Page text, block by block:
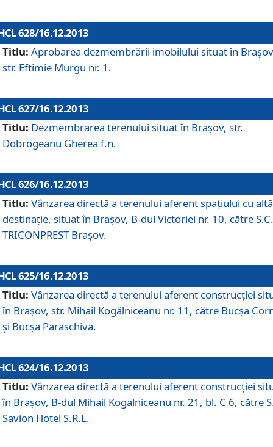
628/16.12.2013
Titlu: Aprobarea dezmembrării imobilului situat în
str. Eftimie Murgu nr. 1.
627/16.12.2013
Titlu: Dezmembrarea terenului situat în Braşov, str.
Dobrogeanu Gherea f.n.
626/16.12.2013
Titlu: Vânzarea directă a terenului aferent spaţiului cu altă
destinaţie, situat în Braşov, B-dul Victoriei nr. 10, către S.C.
TRICONPREST Braşov.
625/16.12.2013
Titlu: Vânzarea directă a terenului aferent construcţiei
în Braşov, str. Mihail Kogălniceanu nr. 11, către Bucşa
şi Bucşa Paraschiva.
624/16.12.2013
Titlu: Vânzarea directă a terenului aferent construcţiei
în Braşov, B-dul Mihail Kogalniceanu nr. 21, bl. C 6, către
Savion Hotel S.R.L.